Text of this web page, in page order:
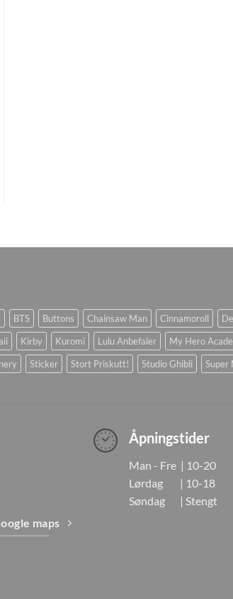
BTS Buttons Chainsaw Man Cinnamoroll
Kirby Kuromi Lulu Anbefaler My Hero
Sticker Stort Priskutt! Studio Ghibli Super
maps
Åpningstider
Man - Fre | 10-20
Lørdag | 10-18
Søndag | Stengt